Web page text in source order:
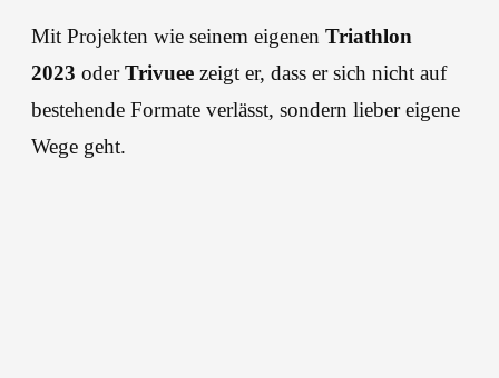
Mit Projekten wie seinem eigenen Triathlon
2023 oderTrivuee zeigt er, dass er sich nicht auf
bestehende Formate verlässt, sondern lieber eigene
Wege geht.